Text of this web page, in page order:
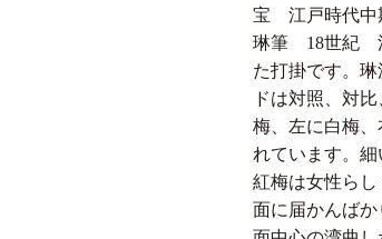
宝 江戸時代中
琳筆 18世紀
た打掛です。
ドは対照、対
梅、左に白梅
れています。
紅梅は女性ら
面に届かんば